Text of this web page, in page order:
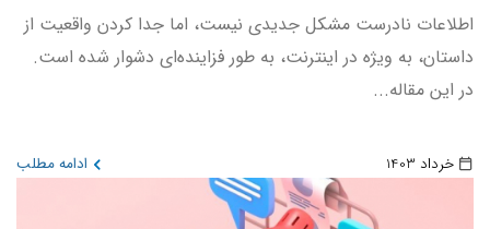
اطلاعات نادرست مشکل جدیدی نیست، اما جدا کردن واقعیت از
داستان، به ویژه در اینترنت، به طور فزاینده‌ای دشوار شده است.
در این مقاله...
خرداد 1403 ادامه مطلب